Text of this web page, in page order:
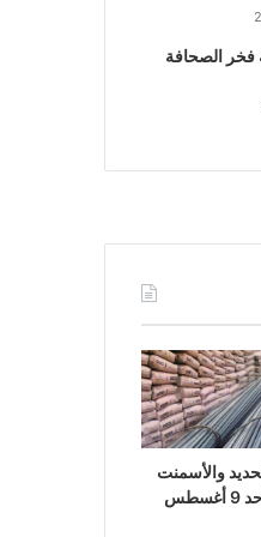
فخر الصحافة
والأسمنت
اليوم الأحد 9 أغسطس